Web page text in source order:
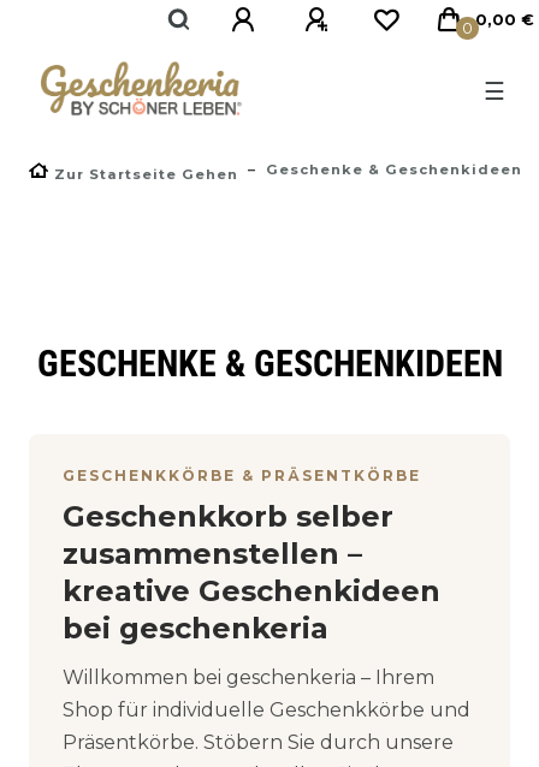
0 0,00 €
☰
Zur Startseite Gehen Geschenke & Geschenkideen
GESCHENKE & GESCHENKIDEEN
GESCHENKKÖRBE & PRÄSENTKÖRBE
Geschenkkorb selber
zusammenstellen –
kreative Geschenkideen
bei geschenkeria
Willkommen bei geschenkeria – Ihrem
Shop für individuelle Geschenkkörbe und
Präsentkörbe. Stöbern Sie durch unsere